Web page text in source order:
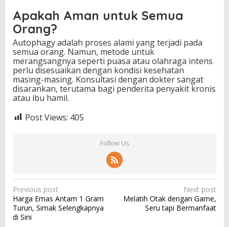
Apakah Aman untuk Semua
Orang?
Autophagy adalah proses alami yang terjadi pada
semua orang. Namun, metode untuk
merangsangnya seperti puasa atau olahraga intens
perlu disesuaikan dengan kondisi kesehatan
masing-masing. Konsultasi dengan dokter sangat
disarankan, terutama bagi penderita penyakit kronis
atau ibu hamil.
Post Views: 405
Follow Us
P
o
s
Previous post
Harga Emas Antam 1 Gram
Turun, Simak Selengkapnya
di Sini
Next post
Melatih Otak dengan Game,
Seru tapi Bermanfaat